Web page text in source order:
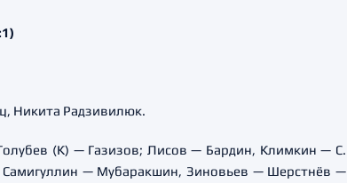
Никита Радзивилюк.
(К) — Газизов; Лисов — Бардин, Климкин — С.
— Мубаракшин, Зиновьев — Шерстнёв —